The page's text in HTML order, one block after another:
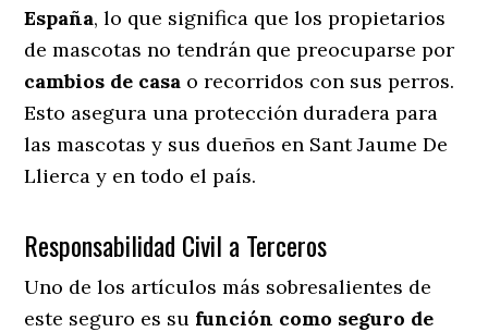
España, lo que significa que los propietarios
de mascotas no tendrán que preocuparse por
cambios de casa o recorridos con sus perros.
Esto asegura una protección duradera para
las mascotas y sus dueños en Sant Jaume De
Llierca y en todo el país.
Responsabilidad Civil a Terceros
Uno de los artículos más sobresalientes de
este seguro es su función como seguro de